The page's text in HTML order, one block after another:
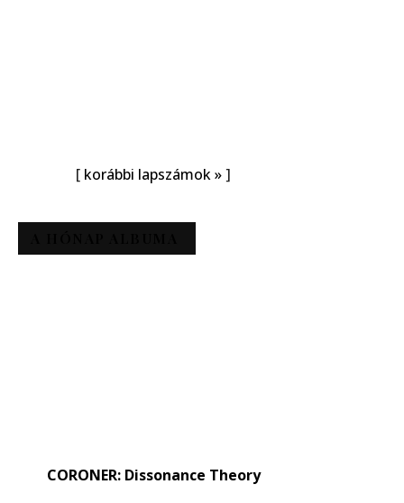
[ korábbi lapszámok »]
CORONER: Dissonance Theory